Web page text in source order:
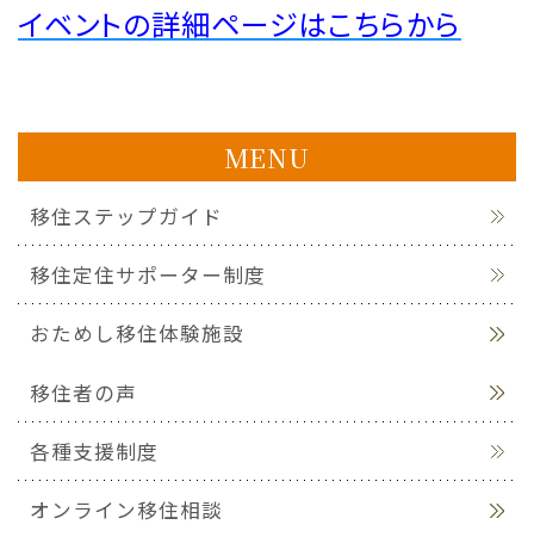
MENU
移住ステップガイド
移住定住サポーター制度
おためし移住体験施設
移住者の声
各種支援制度
オンライン移住相談
イベントの詳細ページはこちらから